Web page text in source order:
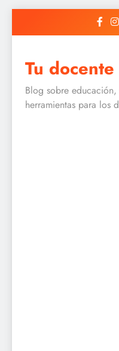
Tu docente
Blog sobre
herramientas para los